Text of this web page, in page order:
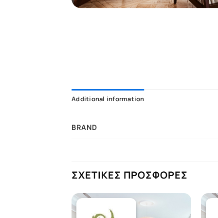
Additional information
BRAND
ΣΧΕΤΙΚΕΣ ΠΡΟΣΦΟΡΕΣ